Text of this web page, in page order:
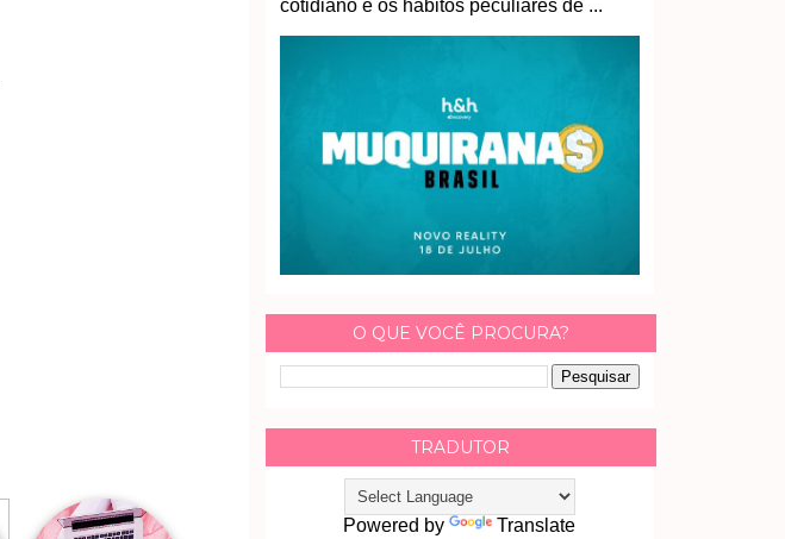
cotidiano e os hábitos peculiares de ...
O QUE VOCÊ PROCURA?
TRADUTOR
Powered by Translate